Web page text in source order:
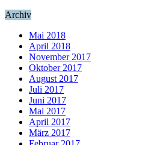
Archiv
Mai 2018
April 2018
November 2017
Oktober 2017
August 2017
Juli 2017
Juni 2017
Mai 2017
April 2017
März 2017